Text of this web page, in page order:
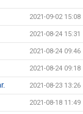
2021-09-02 15:08
2021-08-24 15:31
2021-08-24 09:46
2021-08-24 09:18
2021-08-23 13:26
2021-08-18 11:49